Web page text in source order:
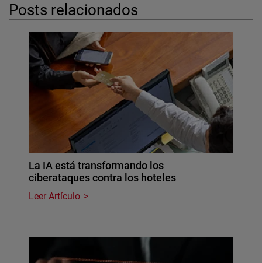
Posts relacionados
La IA está transformando los
ciberataques contra los hoteles
Leer Artículo